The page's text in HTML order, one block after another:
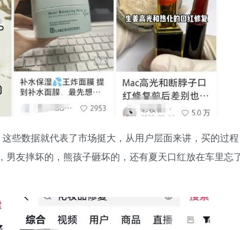
些数据就代表了市场挺大，从用户层面来讲，买的过程
友摔坏的，熊孩子砸坏的，还有夏天口红放在车里忘